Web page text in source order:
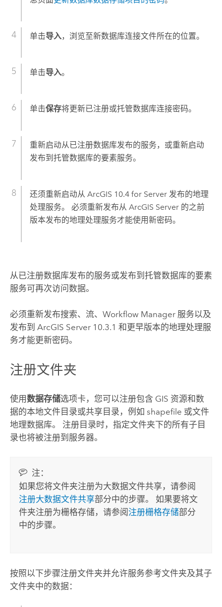
单击导入，浏览至新数据库连接文件所在的位置。
单击导入。
单击保存将更新已注册或托管数据库连接密码。
重新启动从已注册数据库发布的服务，或重新启动
发布到托管数据库的要素服务。
还须重新启动从 ArcGIS 10.4 for Server 发布的地理
处理服务。 必须重新发布从 ArcGIS Server的之前
版本发布的地理处理服务才能使用新密码。
从已注册数据库发布的服务或发布到托管数据库的要素
服务可再次访问数据。
必须重新发布搜索、流、Workflow Manager 服务以及
发布到 ArcGIS Server10.3.1 和更早版本的地理处理服
务才能更新密码。
注册文件夹
使用数据存储选项卡，您可以注册包含 GIS 资源和数
据的本地文件目录或共享目录，例如 shapefile 或文件
地理数据库。 注册目录时，指定文件夹下的所有子目
录也将被注册到服务器。
注：
如果您将文件夹注册为大数据文件共享，请参阅
注册大数据文件共享部分中的步骤。 如果要将文
件夹注册为栅格存储，请参阅注册栅格存储部分
中的步骤。
按照以下步骤注册文件夹并允许服务参考文件夹及其子
文件夹中的数据：